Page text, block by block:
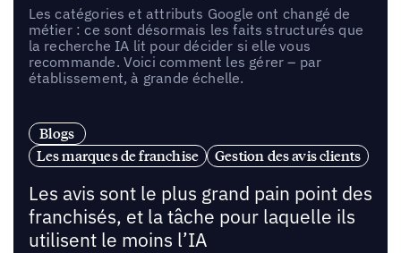
Les catégories et attributs Google ont changé de
métier : ce sont désormais les faits structurés que
la recherche IA lit pour décider si elle vous
recommande. Voici comment les gérer – par
établissement, à grande échelle.
Blogs
Les marques de franchise
Gestion des avis clients
Les avis sont le plus grand pain point des
franchisés, et la tâche pour laquelle ils
utilisent le moins l’IA